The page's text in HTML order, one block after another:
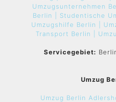
Umzugsunternehmen
Berlin | Studentische
Umzugshilfe Berlin |
Transport Berlin |
Servicegebiet:
Umzug
Umzug Berlin